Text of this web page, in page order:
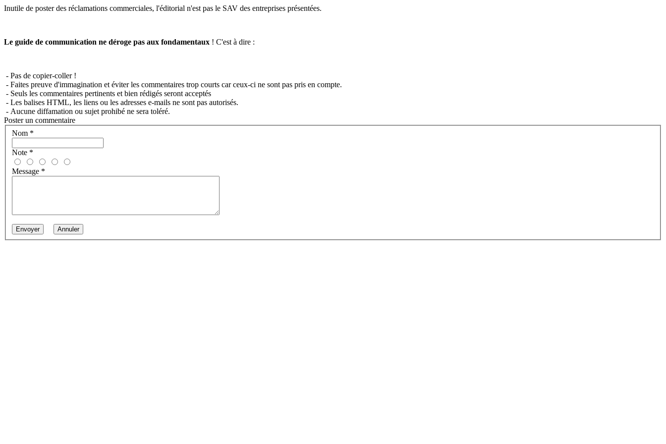
Inutile de poster des réclamations commerciales, l'éditorial n'est pas le SAV des entreprises présentées.
Le guide de communication ne déroge pas aux fondamentaux ! C'est à dire :
- Pas de copier-coller !
- Faites preuve d'immagination et éviter les commentaires trop courts car ceux-ci ne sont pas pris en compte.
- Seuls les commentaires pertinents et bien rédigés seront acceptés
- Les balises HTML, les liens ou les adresses e-mails ne sont pas autorisés.
- Aucune diffamation ou sujet prohibé ne sera toléré.
Poster un commentaire
Nom *
Note *
Message *